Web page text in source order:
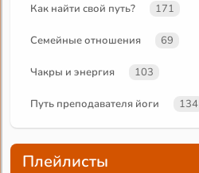
Как найти свой путь? 171
Семейные отношения 69
Чакры и энергия 103
Путь преподавателя йоги 134
Плейлисты